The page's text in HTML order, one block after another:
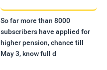
So far more than 8000
subscribers have applied for
higher pension, chance till
May 3, know full d